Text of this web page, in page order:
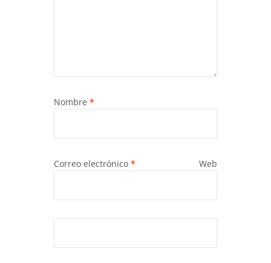
Nombre *
Correo electrónico * Web